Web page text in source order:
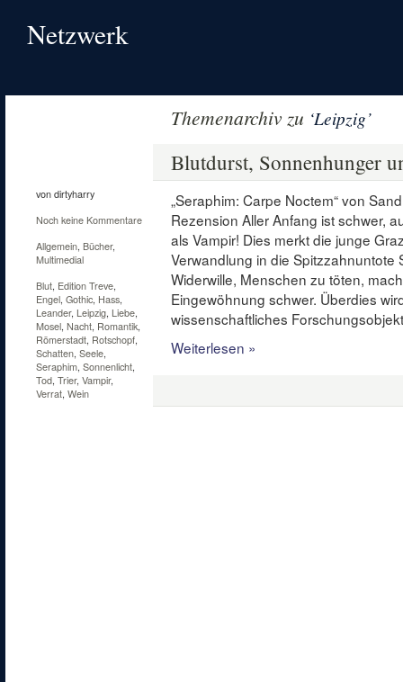
Netzwerk
Themenarchiv zu ‘Leipzig’
von dirtyharry
Noch keine Kommentare
Allgemein, Bücher,
Multimedial
Blut, Edition Treve,
Engel, Gothic, Hass,
Leander, Leipzig, Liebe,
Mosel, Nacht, Romantik,
Römerstadt, Rotschopf,
Schatten, Seele,
Seraphim, Sonnenlicht,
Tod, Trier, Vampir,
Verrat, Wein
Blutdurst, Sonnenhunger
„Seraphim: Carpe Noctem“ von
Rezension Aller Anfang ist schwer,
als Vampir! Dies merkt die junge
Verwandlung in die Spitzzahnuntote
Widerwille, Menschen zu töten,
Eingewöhnung schwer. Überdies
wissenschaftliches
Weiterlesen »